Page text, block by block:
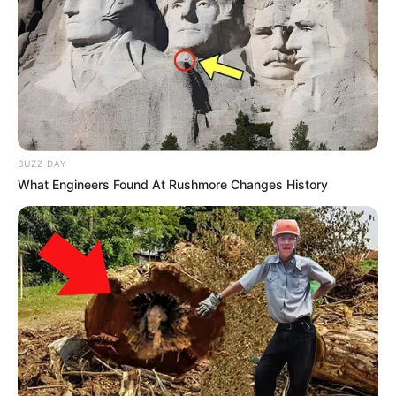
BUZZ DAY
What Engineers Found At Rushmore Changes History